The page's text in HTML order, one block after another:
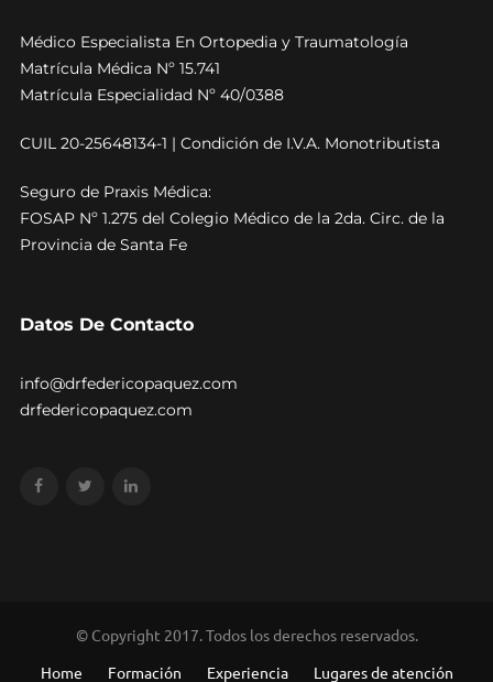
Médico Especialista En Ortopedia y Traumatología
Matrícula Médica Nº 15.741
Matrícula Especialidad Nº 40/0388
CUIL 20-25648134-1 | Condición de I.V.A. Monotributista
Seguro de Praxis Médica:
FOSAP Nº 1.275 del Colegio Médico de la 2da. Circ. de la
Provincia de Santa Fe
Datos De Contacto
info@drfedericopaquez.com
drfedericopaquez.com
© Copyright 2017. Todos los derechos reservados.
Home
Formación Experiencia Lugares de atención